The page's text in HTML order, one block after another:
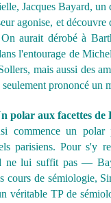
Jacques Bayard,
agonise, et
On aurait dérobé à
l'entourage de
mais aussi des
seulement prononcé un
polar aux facettes de
commence un polar
parisiens. Pour s'y
ne lui suffit pas —
cours de sémiologie,
véritable TP de